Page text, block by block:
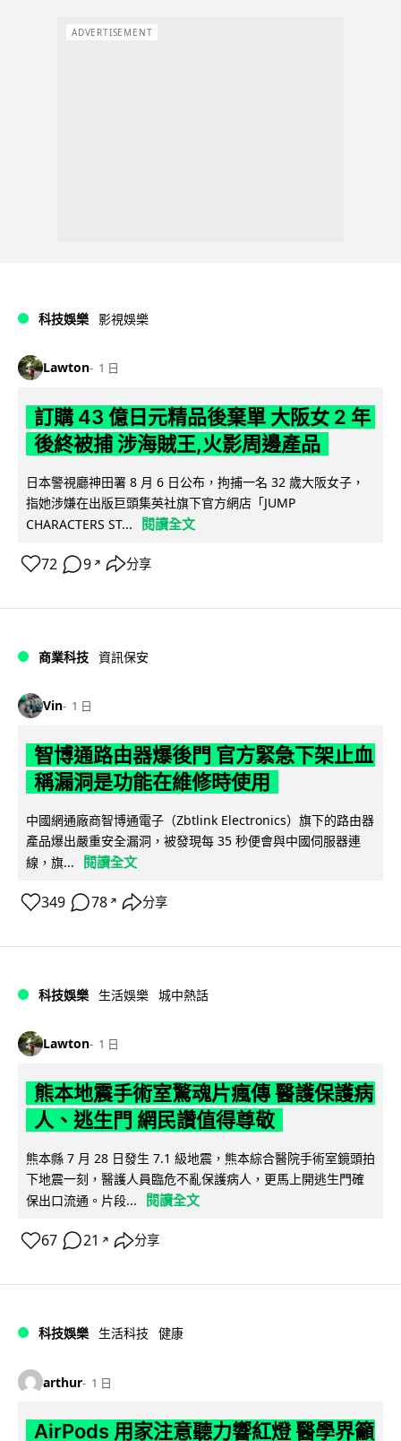
ADVERTISEMENT
科技娛樂 影視娛樂
Lawton 1 日
訂購 43 億日元精品後棄單 大阪女 2 年
後終被捕 涉海賊王,火影周邊產品
日本警視廳神田署 8 月 6 日公布，拘捕一名 32 歲大阪女子，
指她涉嫌在出版巨頭集英社旗下官方網店「JUMP
CHARACTERS ST...
閱讀全文
72 9 ↗ 分享
商業科技 資訊保安
Vin 1 日
智博通路由器爆後門 官方緊急下架止血
稱漏洞是功能在維修時使用
中國網通廠商智博通電子（Zbtlink Electronics）旗下的路由器
產品爆出嚴重安全漏洞，被發現每 35 秒便會與中國伺服器連
線，旗...
閱讀全文
349 78 ↗ 分享
科技娛樂 生活娛樂 城中熱話
Lawton 1 日
熊本地震手術室驚魂片瘋傳 醫護保護病
人、逃生門 網民讚值得尊敬
熊本縣 7 月 28 日發生 7.1 級地震，熊本綜合醫院手術室鏡頭拍
下地震一刻，醫護人員臨危不亂保護病人，更馬上開逃生門確
保出口流通。片段...
閱讀全文
67 21 ↗ 分享
科技娛樂 生活科技 健康
arthur 1 日
AirPods 用家注意聽力響紅燈 醫學界籲